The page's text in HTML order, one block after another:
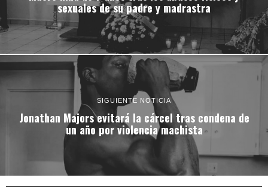
sexuales de su padre y madrastra
SIGUIENTE NOTICIA
Jonathan Majors evitará la cárcel tras condena de
un año por violencia machista